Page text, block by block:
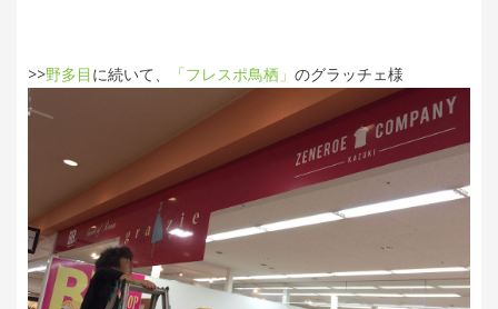
>>野多目に続いて、 「フレスポ鳥栖」 のグラッチェ様